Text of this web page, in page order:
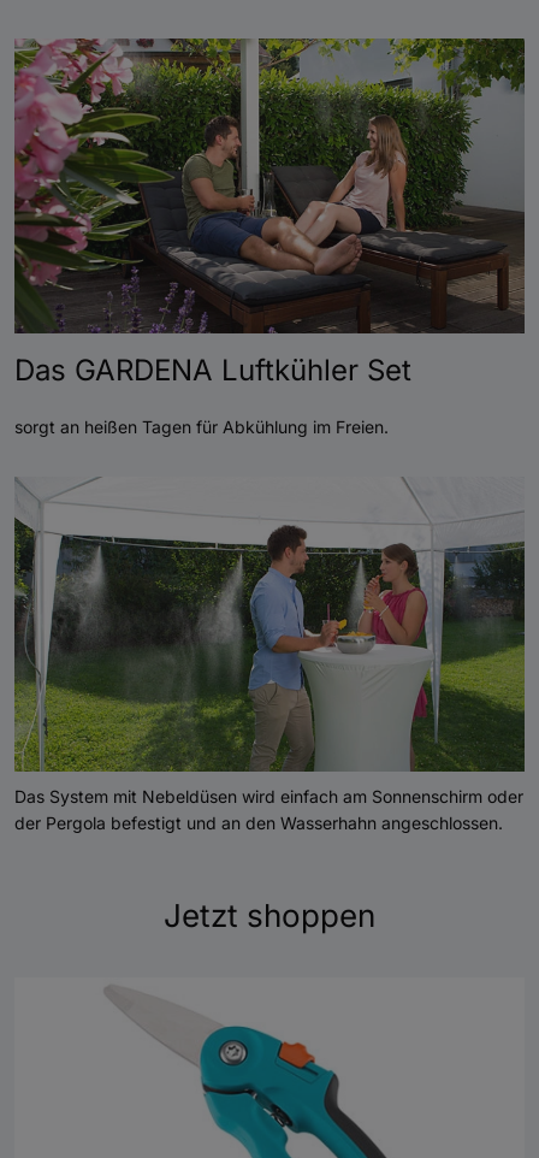
Das GARDENA Luftkühler Set
sorgt an heißen Tagen für Abkühlung im Freien.
Das System mit Nebeldüsen wird einfach am Sonnenschirm oder
der Pergola befestigt und an den Wasserhahn angeschlossen.
Jetzt shoppen